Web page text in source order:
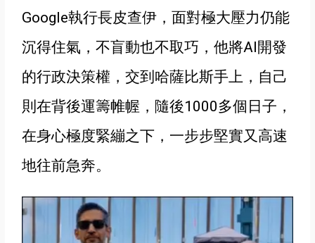
Google執行長皮查伊 ，面對極大壓力仍能
沉得住氣，不盲動也不取巧 ，他將AI開發
的行政決策權 ，交到哈薩比斯手上 ，自己
則在背後運籌帷幄，隨後1000多個日子，
在身心極度緊繃之下，一步步堅實又高速
地往前急奔。